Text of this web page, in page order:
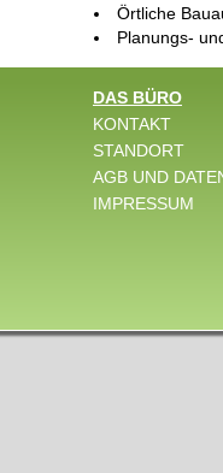
Örtliche
Planungs-
DAS BÜRO
KONTAKT
STANDORT
AGB UND
IMPRESSUM